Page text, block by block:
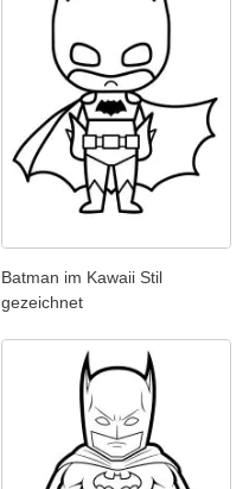
Batman im Kawaii Stil
gezeichnet